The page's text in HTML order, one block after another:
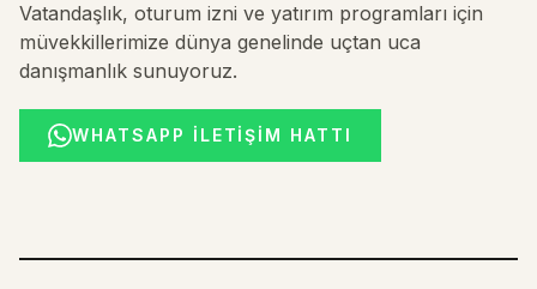
Vatandaşlık, oturum izni ve yatırım programları için
müvekkillerimize dünya genelinde uçtan uca
danışmanlık sunuyoruz.
WHATSAPP İLETIŞIM HATTI